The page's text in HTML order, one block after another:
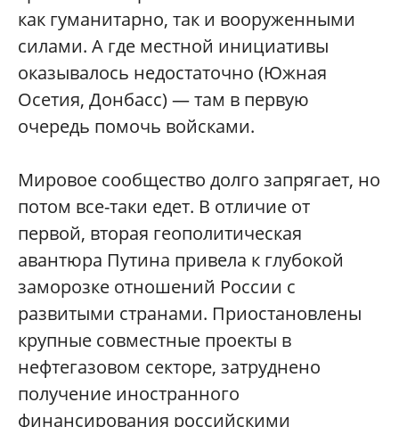
как гуманитарно, так и вооруженными
силами. А где местной инициативы
оказывалось недостаточно (Южная
Осетия, Донбасс) — там в первую
очередь помочь войсками.
Мировое сообщество долго запрягает, но
потом все-таки едет. В отличие от
первой, вторая геополитическая
авантюра Путина привела к глубокой
заморозке отношений России с
развитыми странами. Приостановлены
крупные совместные проекты в
нефтегазовом секторе, затруднено
получение иностранного
финансирования российскими